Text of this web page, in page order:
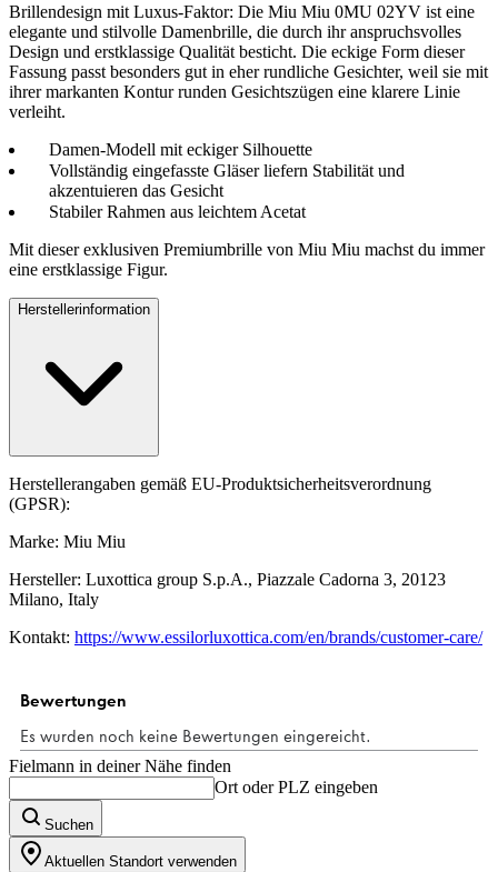
Brillendesign mit Luxus-Faktor: Die Miu Miu 0MU 02YV ist eine
elegante und stilvolle Damenbrille, die durch ihr anspruchsvolles
Design und erstklassige Qualität besticht. Die eckige Form dieser
Fassung passt besonders gut in eher rundliche Gesichter, weil sie mit
ihrer markanten Kontur runden Gesichtszügen eine klarere Linie
verleiht.
Damen-Modell mit eckiger Silhouette
Vollständig eingefasste Gläser liefern Stabilität und
akzentuieren das Gesicht
Stabiler Rahmen aus leichtem Acetat
Mit dieser exklusiven Premiumbrille von Miu Miu machst du immer
eine erstklassige Figur.
Herstellerinformation
Herstellerangaben gemäß EU-Produktsicherheitsverordnung
(GPSR):
Marke: Miu Miu
Hersteller: Luxottica group S.p.A., Piazzale Cadorna 3, 20123
Milano, Italy
Kontakt: https://www.essilorluxottica.com/en/brands/customer-care/
Fielmann in deiner Nähe finden
Ort oder PLZ eingeben
Suchen
Aktuellen Standort verwenden